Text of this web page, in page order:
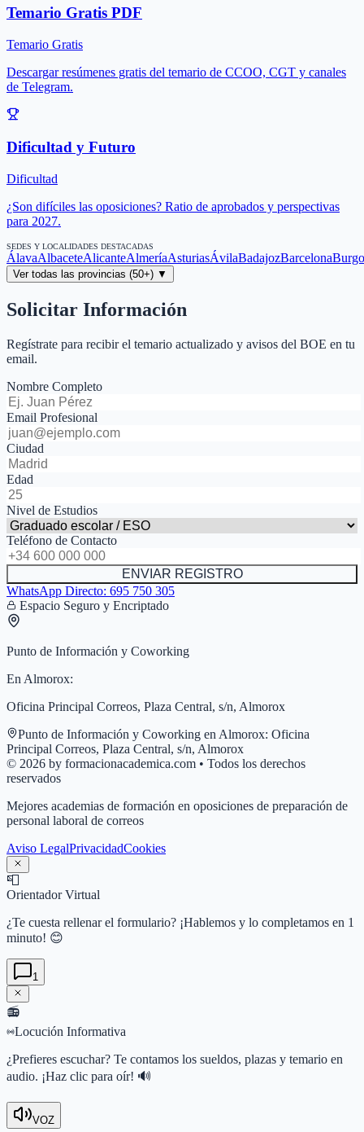
Temario Gratis PDF
Temario Gratis
Descargar resúmenes gratis del temario de CCOO, CGT y canales
de Telegram.
Dificultad y Futuro
Dificultad
¿Son difíciles las oposiciones? Ratio de aprobados y perspectivas
para 2027.
SEDES Y LOCALIDADES DESTACADAS
ÁlavaAlbaceteAlicanteAlmeríaAsturiasÁvilaBadajozBarcelona
Ver todas las provincias (50+) ▼
Solicitar Información
Regístrate para recibir el temario actualizado y avisos del BOE en tu
email.
Nombre Completo
Email Profesional
Ciudad
Edad
Nivel de Estudios
Teléfono de Contacto
ENVIAR REGISTRO
WhatsApp Directo: 695 750 305
Espacio Seguro y Encriptado
Punto de Información y Coworking
En Almorox:
Oficina Principal Correos, Plaza Central, s/n, Almorox
Punto de Información y Coworking en Almorox: Oficina
Principal Correos, Plaza Central, s/n, Almorox
© 2026 by formacionacademica.com • Todos los derechos
reservados
Mejores academias de formación en oposiciones de preparación de
personal laboral de correos
Aviso LegalPrivacidadCookies
📮
Orientador Virtual
¿Te cuesta rellenar el formulario? ¡Hablemos y lo completamos en 1
minuto! 😊
1
📻
Locución Informativa
¿Prefieres escuchar? Te contamos los sueldos, plazas y temario en
audio. ¡Haz clic para oír! 🔊
VOZ